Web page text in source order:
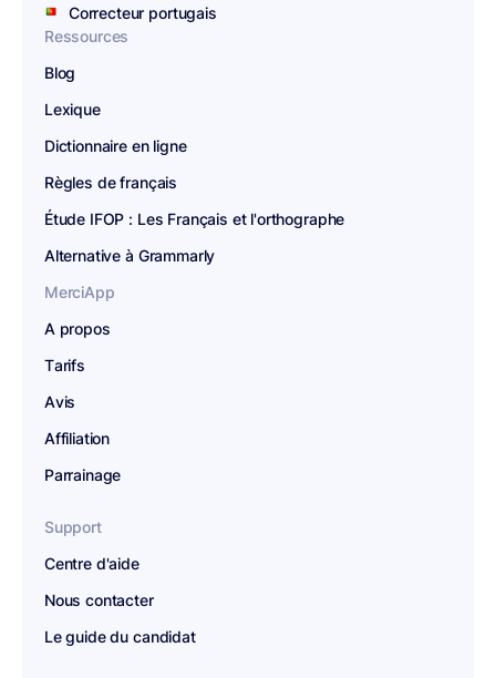
Correcteur portugais
Ressources
Blog
Lexique
Dictionnaire en ligne
Règles de français
Étude IFOP : Les Français et l'orthographe
Alternative à Grammarly
MerciApp
A propos
Tarifs
Avis
Affiliation
Parrainage
Support
Centre d'aide
Nous contacter
Le guide du candidat